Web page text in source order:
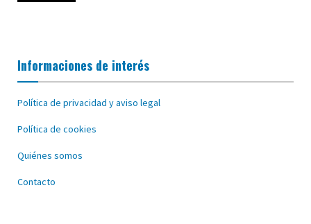
Informaciones de interés
Política de privacidad y aviso legal
Política de cookies
Quiénes somos
Contacto